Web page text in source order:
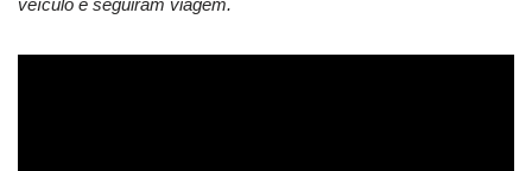
veículo e seguiram viagem.